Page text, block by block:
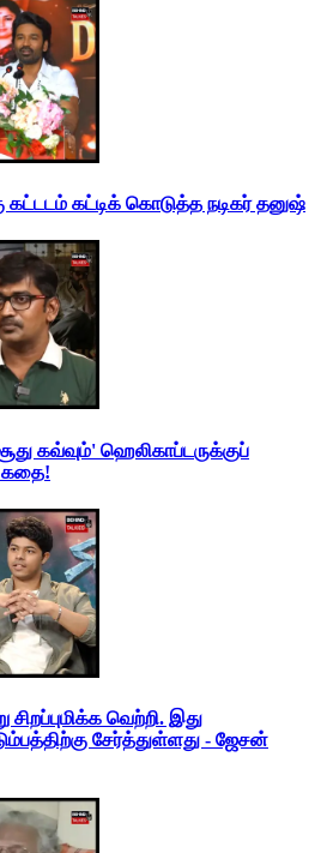
கட்டிக் கொடுத்த நடிகர் தனுஷ்
கவ்வும்' ஹெலிகாப்டருக்குப்
கதை!
வெற்றி. இது
சேர்த்துள்ளது - ஜேசன்